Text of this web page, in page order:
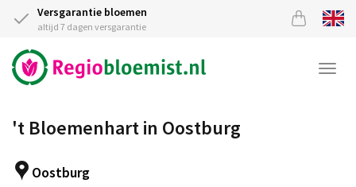
Versgarantie bloemen
altijd 7 dagen versgarantie
't Bloemenhart in Oostburg
Oostburg